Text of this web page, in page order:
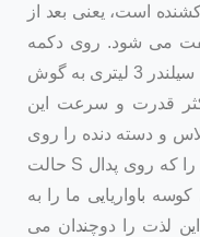
است، یعنی بعد از
می شود. روی دکمه
استارت که بزنید صدای غرش موتور 6 سیلندر 3 لیتری به گوش
قدرت و سرعت این
و دسته دنده را روی
حالت S قرارداد و ما همین کار را هم کردیم. پا را که روی پدال
باواریایی ما را به
لذت را دوچندان می